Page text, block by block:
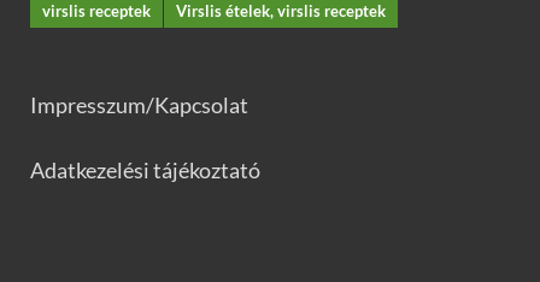
virslis receptek
Virslis ételek, virslis receptek
Impresszum/Kapcsolat
Adatkezelési tájékoztató